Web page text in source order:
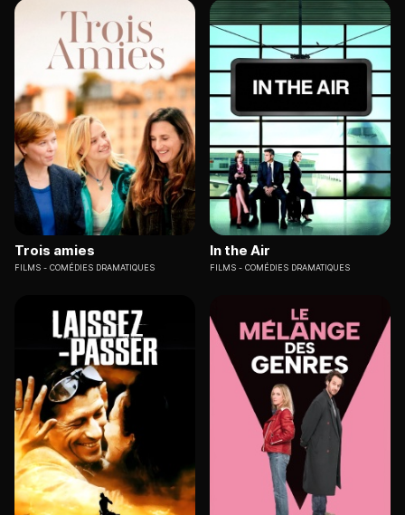
Trois amies
FILMS COMÉDIES DRAMATIQUES
In the Air
FILMS COMÉDIES DRAMATIQUES